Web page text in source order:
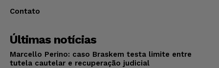
Contato
Últimas notícias
Marcello Perino: caso Braskem testa limite entre
tutela cautelar e recuperação judicial